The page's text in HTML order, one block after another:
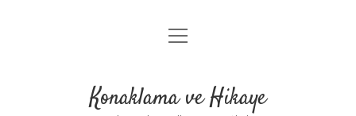
Anasayfa
menüyü
Konaklama ve Hikaye